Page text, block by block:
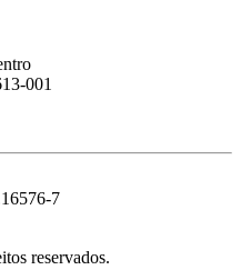
001
7
reservados.